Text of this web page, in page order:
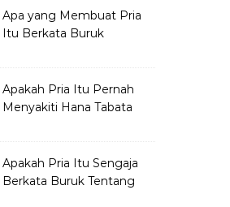
Apa yang Membuat Pria
Itu Berkata Buruk
Apakah Pria Itu Pernah
Menyakiti Hana Tabata
Apakah Pria Itu Sengaja
Berkata Buruk Tentang